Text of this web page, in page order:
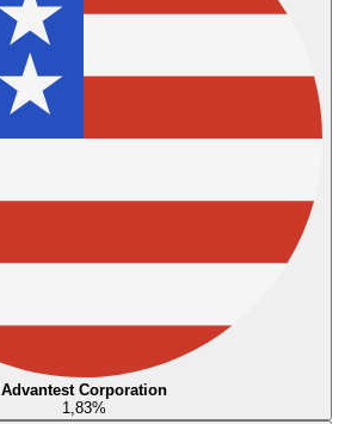
Advantest Corporation
1,83%